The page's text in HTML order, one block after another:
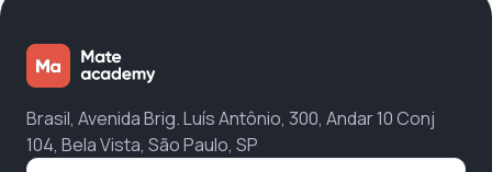
Brasil, Avenida Brig. Luís Antônio, 300, Andar 10 Conj
104, Bela Vista, São Paulo, SP